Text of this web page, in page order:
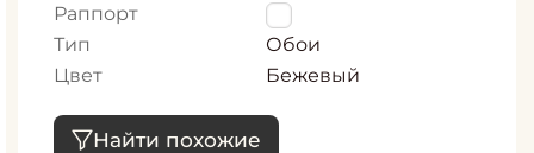
Раппорт
0
Тип
Обои
Цвет
Бежевый
Найти похожие